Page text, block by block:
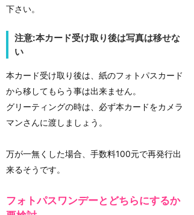
下さい。
注意:本カード受け取り後は写真は移せな
い
本カード受け取り後は、紙のフォトパスカード
から移してもらう事は出来ません。
グリーティングの時は、必ず本カードをカメラ
マンさんに渡しましょう。
万が一無くした場合、手数料100元で再発行出
来るそうです。
フォトパスワンデーとどちらにするか